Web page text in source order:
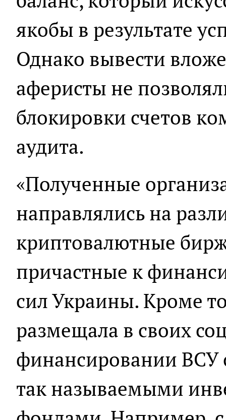
якобы в результате
Однако вывести
аферисты не
блокировки счетов
аудита.
«Полученные
направлялись на
криптовалютные
причастные к
сил Украины. Кроме
размещала в своих
финансировании ВСУ
так называемыми